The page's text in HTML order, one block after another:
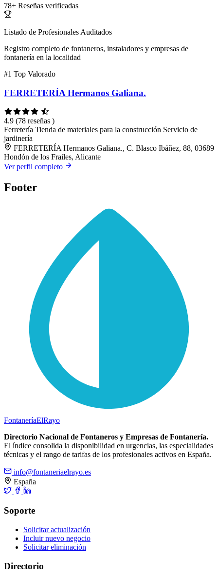
78+ Reseñas verificadas
Listado de Profesionales Auditados
Registro completo de fontaneros, instaladores y empresas de
fontanería en la localidad
#1 Top Valorado
FERRETERÍA Hermanos Galiana.
4.9 (78 reseñas )
Ferretería Tienda de materiales para la construcción Servicio de
jardinería
FERRETERÍA Hermanos Galiana., C. Blasco Ibáñez, 88, 03689
Hondón de los Frailes, Alicante
Ver perfil completo
Footer
FontaneríaElRayo
Directorio Nacional de Fontaneros y Empresas de Fontanería.
El índice consolida la disponibilidad en urgencias, las especialidades
técnicas y el rango de tarifas de los profesionales activos en España.
info@fontaneriaelrayo.es
España
Soporte
Solicitar actualización
Incluir nuevo negocio
Solicitar eliminación
Directorio